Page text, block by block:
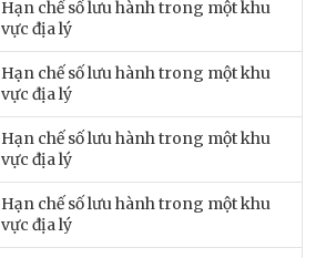
Hạn chế số lưu hành trong một khu
vực địa lý
Hạn chế số lưu hành trong một khu
vực địa lý
Hạn chế số lưu hành trong một khu
vực địa lý
Hạn chế số lưu hành trong một khu
vực địa lý